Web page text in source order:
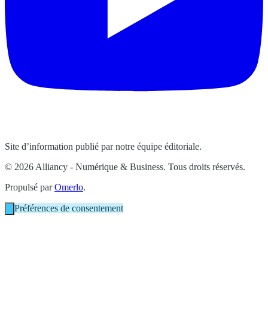
Site d’information publié par notre équipe éditoriale.
© 2026 Alliancy - Numérique & Business. Tous droits réservés.
Propulsé parOmerlo.
Préférences de consentement